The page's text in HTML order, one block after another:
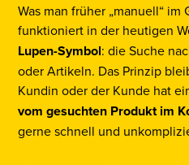
Was man früher „manuell“ im
funktioniert in der heutigen
Lupen-Symbol: die Suche
oder Artikeln. Das Prinzip
Kundin oder der Kunde hat
vom gesuchten Produkt im
gerne schnell und